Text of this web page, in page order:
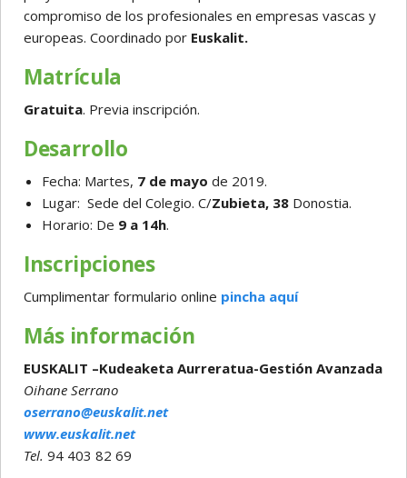
compromiso de los profesionales en empresas vascas y
europeas. Coordinado por Euskalit.
Matrícula
Gratuita. Previa inscripción.
Desarrollo
Fecha: Martes, 7 de mayo de 2019.
Lugar: Sede del Colegio. C/Zubieta, 38 Donostia.
Horario: De 9 a 14h.
Inscripciones
Cumplimentar formulario online pincha aquí
Más información
EUSKALIT –Kudeaketa Aurreratua-Gestión Avanzada
Oihane Serrano
oserrano@euskalit.net
www.euskalit.net
Tel. 94 403 82 69